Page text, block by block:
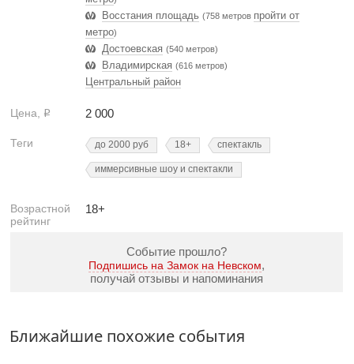
Восстания площадь (758 метров пройти от
метро)
Достоевская (540 метров)
Владимирская (616 метров)
Центральный район
Цена, Р 2 000
Теги до 2000 руб 18+ спектакль
иммерсивные шоу и спектакли
Возрастной
рейтинг
18+
Событие прошло?
Подпишись на Замок на Невском,
получай отзывы и напоминания
Ближайшие похожие события